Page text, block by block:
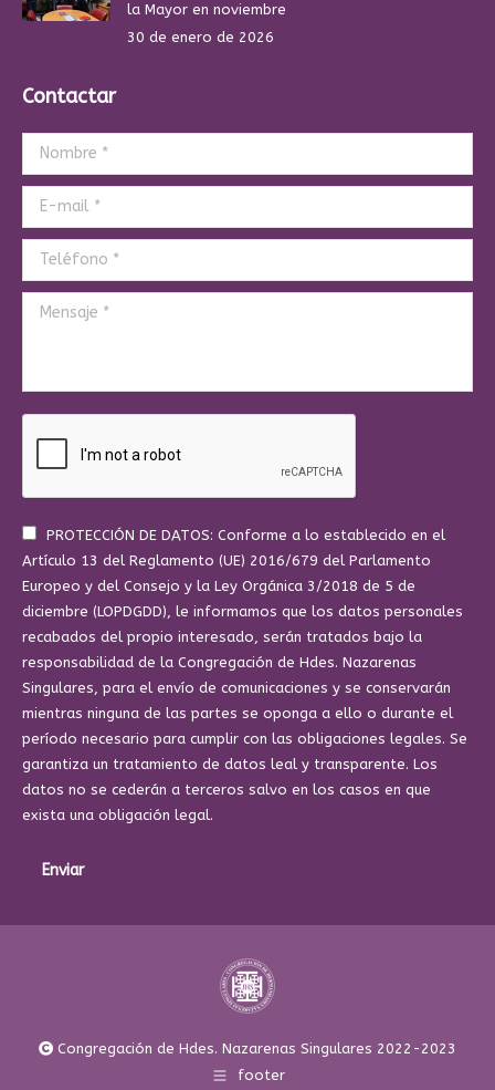
la Mayor en noviembre
30 de enero de 2026
Contactar
Nombre *
E-mail *
Teléfono *
Mensaje *
PROTECCIÓN DE DATOS: Conforme a lo establecido en el
Artículo 13 del Reglamento (UE) 2016/679 del Parlamento
Europeo y del Consejo y la Ley Orgánica 3/2018 de 5 de
diciembre (LOPDGDD), le informamos que los datos personales
recabados del propio interesado, serán tratados bajo la
responsabilidad de la Congregación de Hdes. Nazarenas
Singulares, para el envío de comunicaciones y se conservarán
mientras ninguna de las partes se oponga a ello o durante el
período necesario para cumplir con las obligaciones legales. Se
garantiza un tratamiento de datos leal y transparente. Los
datos no se cederán a terceros salvo en los casos en que
exista una obligación legal.
Enviar
Congregación de Hdes. Nazarenas Singulares 2022-2023
footer